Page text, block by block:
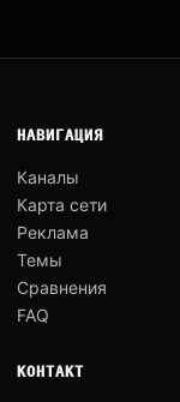
НАВИГАЦИЯ
Каналы
Карта сети
Реклама
Темы
Сравнения
FAQ
КОНТАКТ